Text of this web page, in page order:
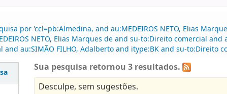
por 'ccl=pb:Almedina, and au:MEDEIROS NETO, Elias
NETO, Elias Marques de and su-to:Direito comercial
au:SIMÃO FILHO, Adalberto and itype:BK and su-to:Direito
Sua pesquisa retornou 3 resultados.
Desculpe, sem sugestões.